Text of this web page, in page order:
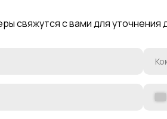
свяжутся с вами для уточнения